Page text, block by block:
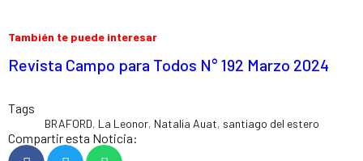
También te puede interesar
Revista Campo para Todos N° 192 Marzo 2024
Tags
BRAFORD, La Leonor, Natalia Auat, santiago del estero
Compartir esta Noticia: